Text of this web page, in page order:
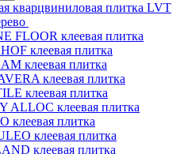
кварцвиниловая плитка LVT
FLOOR клеевая плитка
клеевая плитка
клеевая плитка
клеевая плитка
клеевая плитка
ALLOC клеевая плитка
клеевая плитка
клеевая плитка
клеевая плитка